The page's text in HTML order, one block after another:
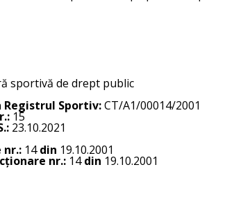
sportivă de drept public
Sportiv:CT/A1/00014/2001
15
23.10.2021
nr.: 14din 19.10.2001
nr.: 14din 19.10.2001